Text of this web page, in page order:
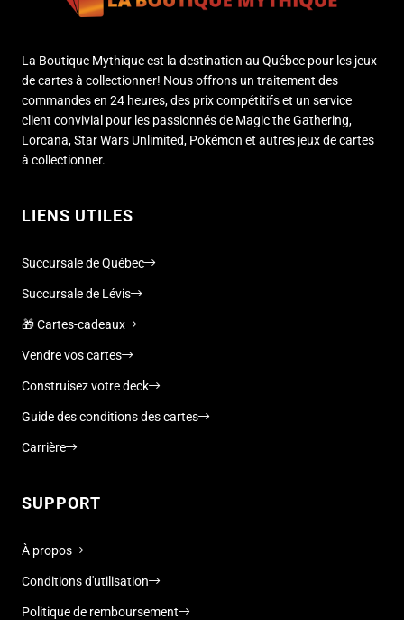
La Boutique Mythique est la destination au Québec pour les jeux
de cartes à collectionner! Nous offrons un traitement des
commandes en 24 heures, des prix compétitifs et un service
client convivial pour les passionnés de Magic the Gathering,
Lorcana, Star Wars Unlimited, Pokémon et autres jeux de cartes
à collectionner.
LIENS UTILES
Succursale de Québec
Succursale de Lévis
🎁 Cartes-cadeaux
Vendre vos cartes
Construisez votre deck
Guide des conditions des cartes
Carrière
SUPPORT
À propos
Conditions d'utilisation
Politique de remboursement